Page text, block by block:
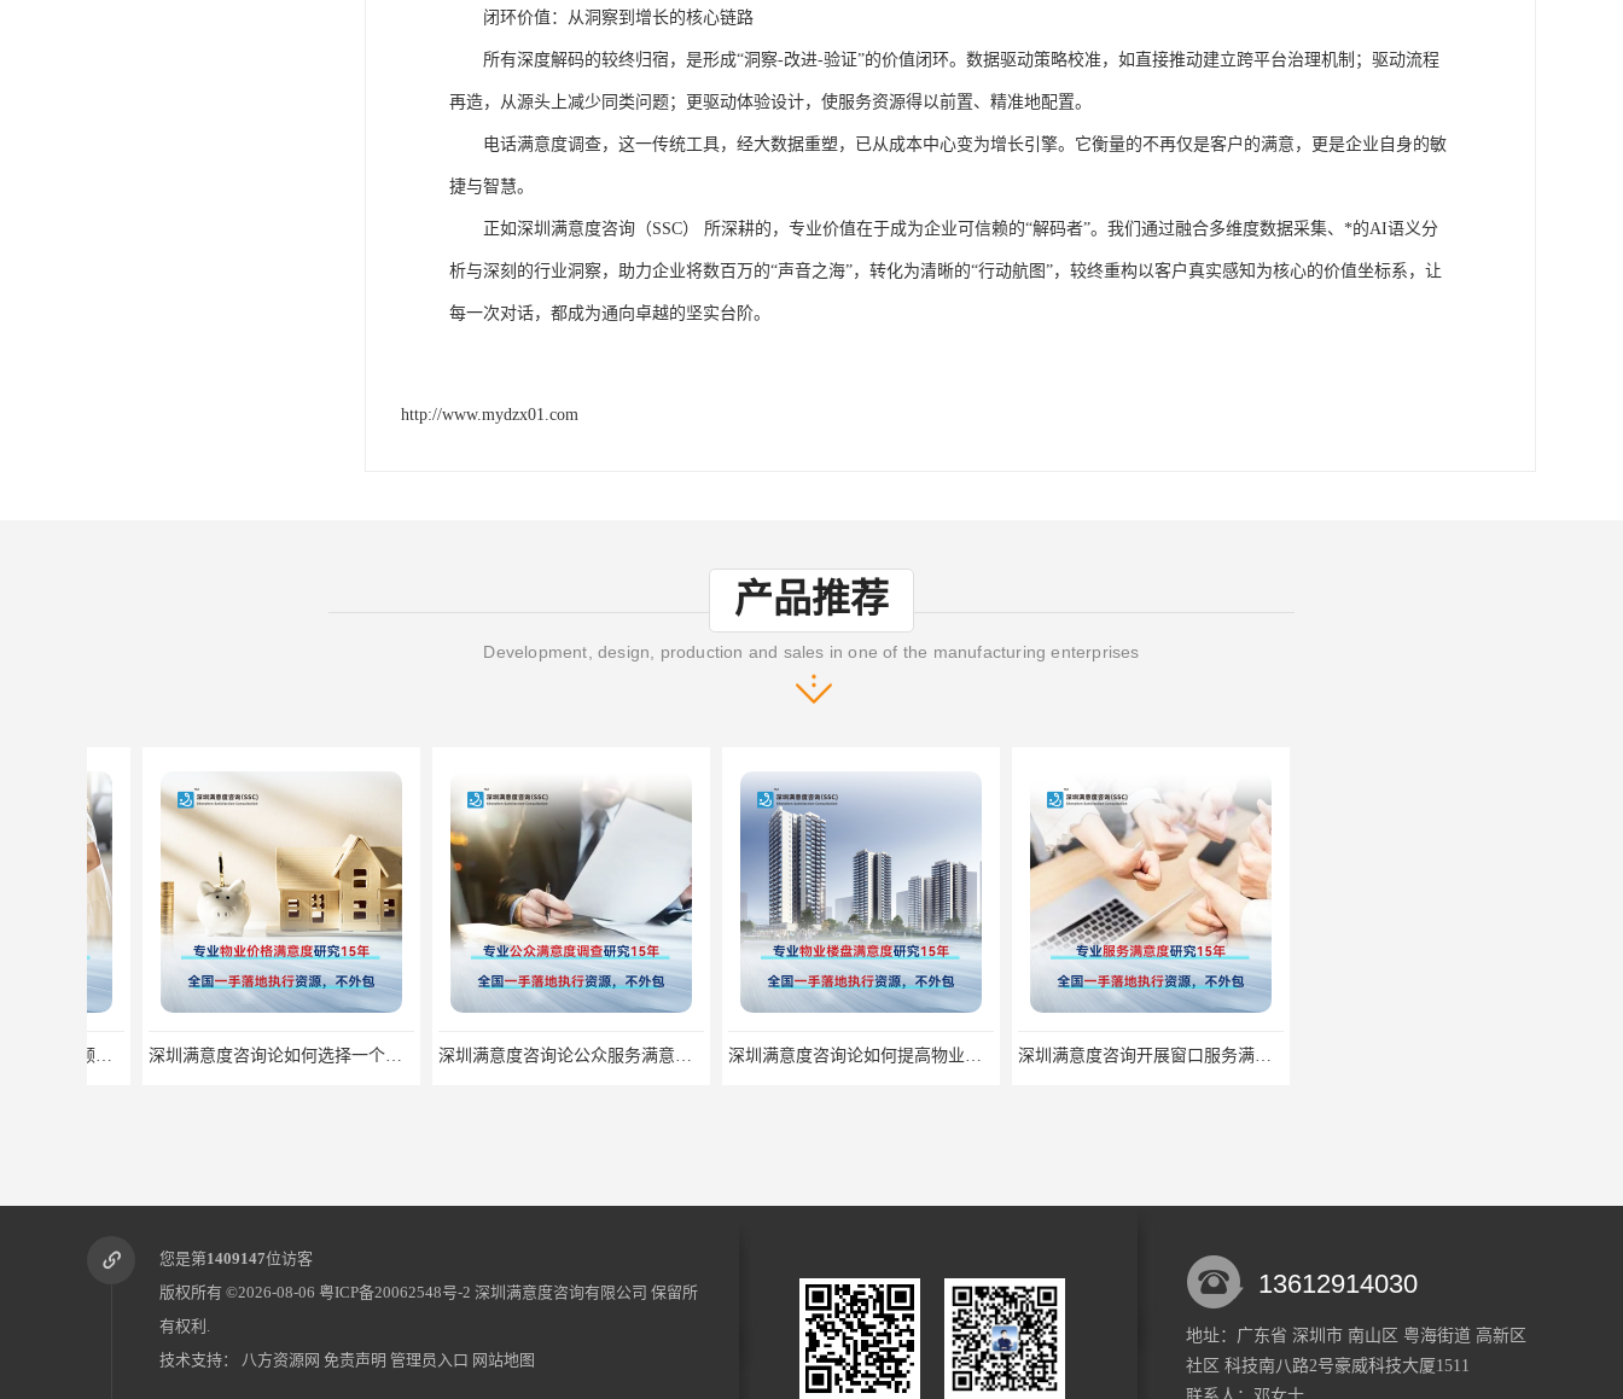
闭环价值：从洞察到增长的核心链路
所有深度解码的较终归宿，是形成“洞察-改进-验证”的价值闭环。数据驱动策略校准，如直接推动建立跨平台治理机制；驱动流程
再造，从源头上减少同类问题；更驱动体验设计，使服务资源得以前置、精准地配置。
电话满意度调查，这一传统工具，经大数据重塑，已从成本中心变为增长引擎。它衡量的不再仅是客户的满意，更是企业自身的敏
捷与智慧。
正如深圳满意度咨询（SSC） 所深耕的，专业价值在于成为企业可信赖的“解码者”。我们通过融合多维度数据采集、*的AI语义分
析与深刻的行业洞察，助力企业将数百万的“声音之海”，转化为清晰的“行动航图”，较终重构以客户真实感知为核心的价值坐标系，让
每一次对话，都成为通向卓越的坚实台阶。
http://www.mydzx01.com
产品推荐
Development, design, production and sales in one of the manufacturing enterprises
深圳满意度咨询论如何选择一个好的物业满意度公司 深圳满意度咨询论公众服务满意度调查的意义 深圳满意度咨询论如何提高物业满意度调查 深圳满意度咨询开展窗口服务满意度调查指标设计
深圳满意度咨询谈如何提升物业满意度 深圳满意度咨询提高物业服务满意度调查方案
您是第1409147位访客
版权所有 ©2026-08-06 粤ICP备20062548号-2 深圳满意度咨询有限公司 保留所
有权利.
技术支持： 八方资源网 免责声明 管理员入口 网站地图
13612914030
地址：广东省 深圳市 南山区 粤海街道 高新区
社区 科技南八路2号豪威科技大厦1511